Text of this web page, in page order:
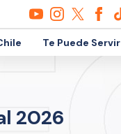
Te Puede Servir
2026